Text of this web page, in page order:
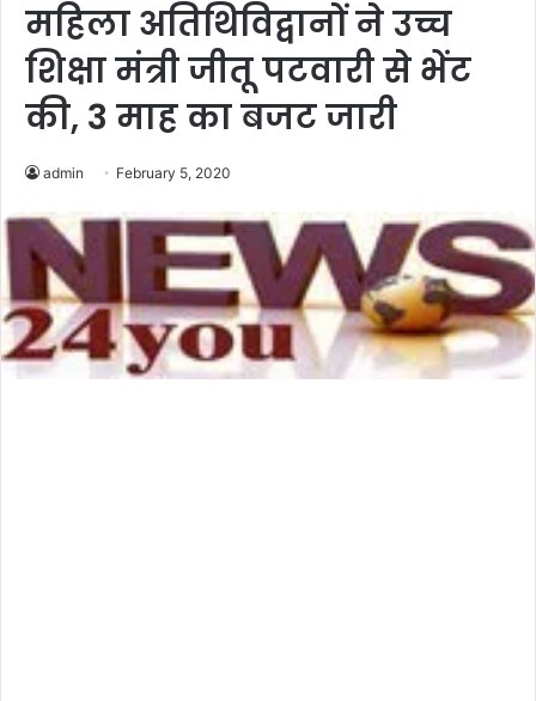
महिला अतिथिविद्वानों ने उच्च
शिक्षा मंत्री जीतू पटवारी से भेंट
की, 3 माह का बजट जारी
admin February 5, 2020